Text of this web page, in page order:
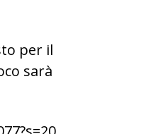
per il
sarà